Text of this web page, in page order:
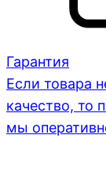
Гарантия
Если товара
качество, то
мы